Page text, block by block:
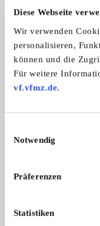
Diese Webseite
Wir verwenden
personalisieren,
können und die
Für weitere
vf.vfmz.de.
Notwendig
Präferenzen
Statistiken
Das könnte Sie
Ferguson MF 65